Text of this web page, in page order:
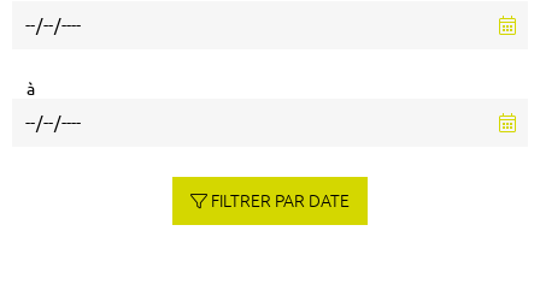
à
FILTRER PAR DATE